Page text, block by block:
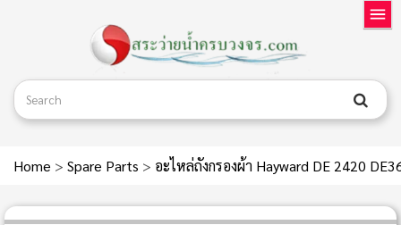
Home > Spare Parts > อะไหล่ถังกรองผ้า Hayward DE 2420